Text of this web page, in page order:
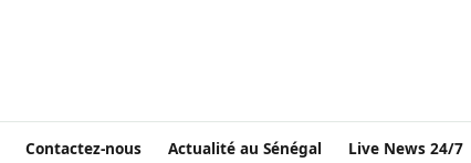
Contactez-nous Actualité au Sénégal Live News 24/7